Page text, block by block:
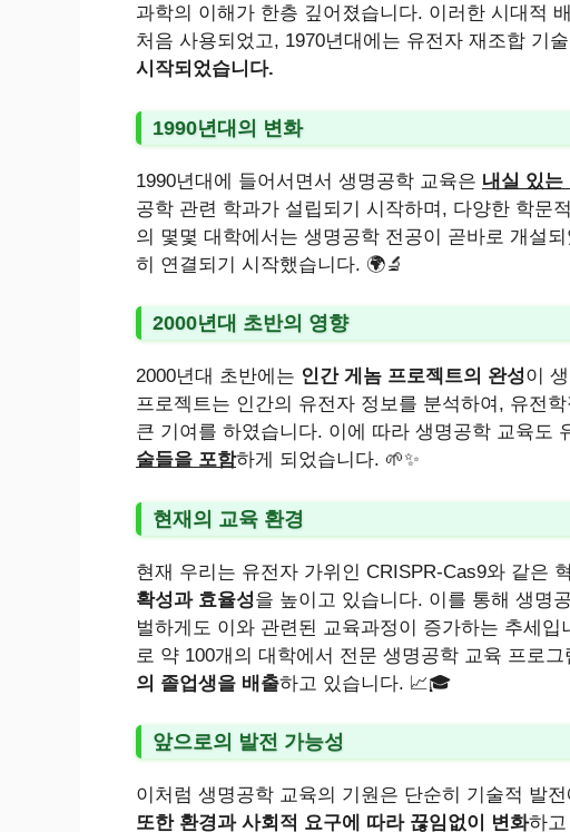
과학의 이해가 한층 깊어졌습니다. 이러한 시대적
처음 사용되었고, 1970년대에는 유전자 재조합 기
시작되었습니다.
1990년대의 변화
1990년대에 들어서면서 생명공학 교육은 내실 있는
공학 관련 학과가 설립되기 시작하며, 다양한 학문
의 몇몇 대학에서는 생명공학 전공이 곧바로 개설
히 연결되기 시작했습니다. 🌍🔬
2000년대 초반의 영향
2000년대 초반에는 인간 게놈 프로젝트의 완성이
프로젝트는 인간의 유전자 정보를 분석하여, 유전
큰 기여를 하였습니다. 이에 따라 생명공학 교육도
술들을 포함하게 되었습니다. 🌱✨
현재의 교육 환경
현재 우리는 유전자 가위인 CRISPR-Cas9와 같은
확성과 효율성을 높이고 있습니다. 이를 통해 생명
벌하게도 이와 관련된 교육과정이 증가하는 추세
로 약 100개의 대학에서 전문 생명공학 교육 프로
의 졸업생을 배출하고 있습니다. 📈🎓
앞으로의 발전 가능성
이처럼 생명공학 교육의 기원은 단순히 기술적 발
또한 환경과 사회적 요구에 따라 끊임없이 변화하